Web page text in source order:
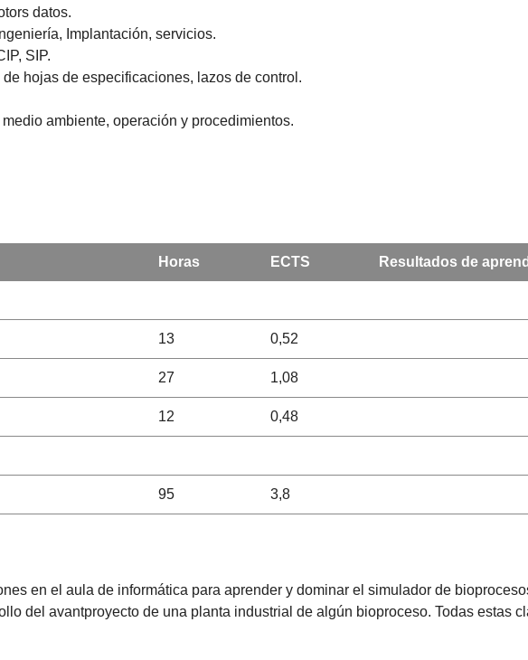
datos.
Implantación, servicios.
SIP.
hojas de especificaciones, lazos de control.
ambiente, operación y procedimientos.
Horas ECTS Resultados de
13 0,52
27 1,08
12 0,48
95 3,8
en el aula de informática para aprender y dominar el simulador de
del avantproyecto de una planta industrial de algún bioproceso. Todas estas